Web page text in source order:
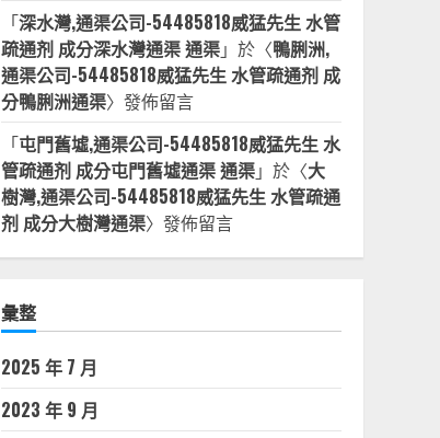
「深水灣,通渠公司-54485818威猛先生 水管
疏通剂 成分深水灣通渠 通渠」於〈鴨脷洲,
通渠公司-54485818威猛先生 水管疏通剂 成
分鴨脷洲通渠〉發佈留言
「屯門舊墟,通渠公司-54485818威猛先生 水
管疏通剂 成分屯門舊墟通渠 通渠」於〈大
樹灣,通渠公司-54485818威猛先生 水管疏通
剂 成分大樹灣通渠〉發佈留言
彙整
2025 年 7 月
2023 年 9 月